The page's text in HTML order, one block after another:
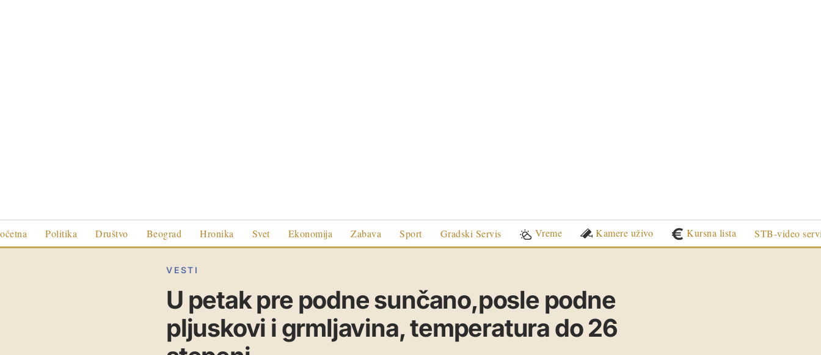
Politika Društvo Beograd Hronika Svet Ekonomija Zabava Sport Gradski Servis Vreme Kamere uživo Kursna lista STB-video
VESTI
U petak pre podne sunčano,posle podne
pljuskovi i grmljavina, temperatura do 26